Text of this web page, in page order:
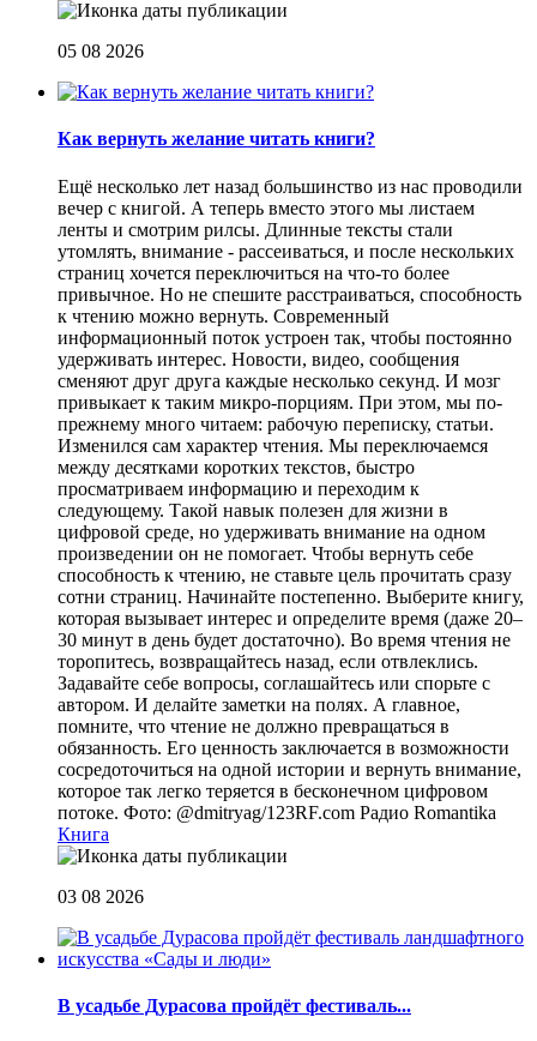
05 08 2026
Как вернуть желание читать книги?
Eщё несколько лет назад большинство из нас проводили
вечер с книгой. А теперь вместо этого мы листаем
ленты и смотрим рилсы. Длинные тексты стали
утомлять, внимание - рассеиваться, и после нескольких
страниц хочется переключиться на что-то более
привычное. Но не спешите расстраиваться, способность
к чтению можно вернуть. Современный
информационный поток устроен так, чтобы постоянно
удерживать интерес. Новости, видео, сообщения
сменяют друг друга каждые несколько секунд. И мозг
привыкает к таким микро-порциям. При этом, мы по-
прежнему много читаем: рабочую переписку, статьи.
Изменился сам характер чтения. Мы переключаемся
между десятками коротких текстов, быстро
просматриваем информацию и переходим к
следующему. Такой навык полезен для жизни в
цифровой среде, но удерживать внимание на одном
произведении он не помогает. Чтобы вернуть себе
способность к чтению, не ставьте цель прочитать сразу
сотни страниц. Начинайте постепенно. Выберите книгу,
которая вызывает интерес и определите время (даже 20–
30 минут в день будет достаточно). Во время чтения не
торопитесь, возвращайтесь назад, если отвлеклись.
Задавайте себе вопросы, соглашайтесь или спорьте с
автором. И делайте заметки на полях. А главное,
помните, что чтение не должно превращаться в
обязанность. Его ценность заключается в возможности
сосредоточиться на одной истории и вернуть внимание,
которое так легко теряется в бесконечном цифровом
потоке. Фото: @dmitryag/123RF.com Радио Romantika
Книга
03 08 2026
В усадьбе Дурасова пройдёт фестиваль...